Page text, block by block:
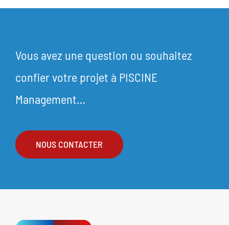
Vous avez une question ou souhaitez
confier votre projet à PISCINE
Management…
NOUS CONTACTER